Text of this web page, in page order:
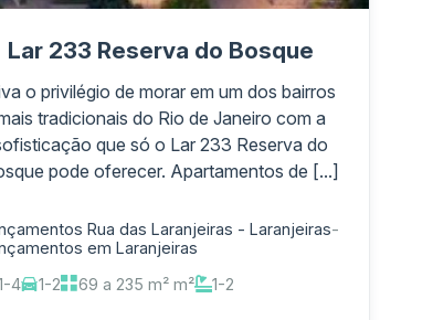
Lar 233 Reserva do Bosque
o privilégio de morar em um dos bairros
tradicionais do Rio de Janeiro com a
que só o Lar 233 Reserva do
pode oferecer. Apartamentos de [...]
Rua das Laranjeiras - Laranjeiras-
em Laranjeiras
4
1-2 69 a 235 m² m² 1-2